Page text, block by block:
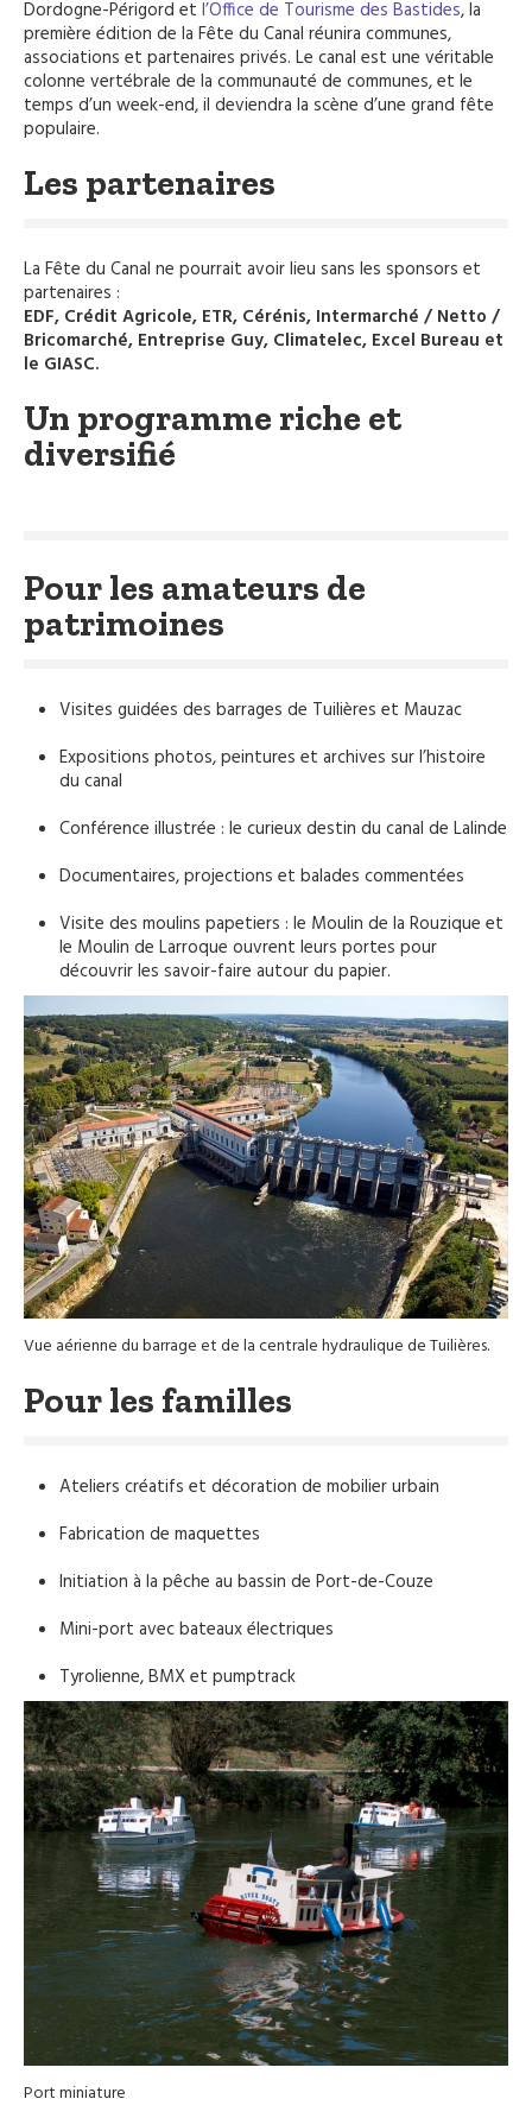
Dordogne-Périgord et l’Office de Tourisme des Bastides, la
première édition de la Fête du Canal réunira communes,
associations et partenaires privés. Le canal est une véritable
colonne vertébrale de la communauté de communes, et le
temps d’un week-end, il deviendra la scène d’une grand fête
populaire.
Les partenaires
La Fête du Canal ne pourrait avoir lieu sans les sponsors et
partenaires :
EDF, Crédit Agricole, ETR, Cérénis, Intermarché / Netto /
Bricomarché, Entreprise Guy, Climatelec, Excel Bureau et
le GIASC.
Un programme riche et
diversifié
Pour les amateurs de
patrimoines
Visites guidées des barrages de Tuilières et Mauzac
Expositions photos, peintures et archives sur l’histoire
du canal
Conférence illustrée : le curieux destin du canal de Lalinde
Documentaires, projections et balades commentées
Visite des moulins papetiers : le Moulin de la Rouzique et
le Moulin de Larroque ouvrent leurs portes pour
découvrir les savoir-faire autour du papier.
Vue aérienne du barrage et de la centrale hydraulique de Tuilières.
Pour les familles
Ateliers créatifs et décoration de mobilier urbain
Fabrication de maquettes
Initiation à la pêche au bassin de Port-de-Couze
Mini-port avec bateaux électriques
Tyrolienne, BMX et pumptrack
Port miniature